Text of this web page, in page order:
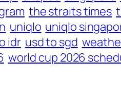
the straits times
uniqlo uniqlo
idr usd to sgd
world cup 2026